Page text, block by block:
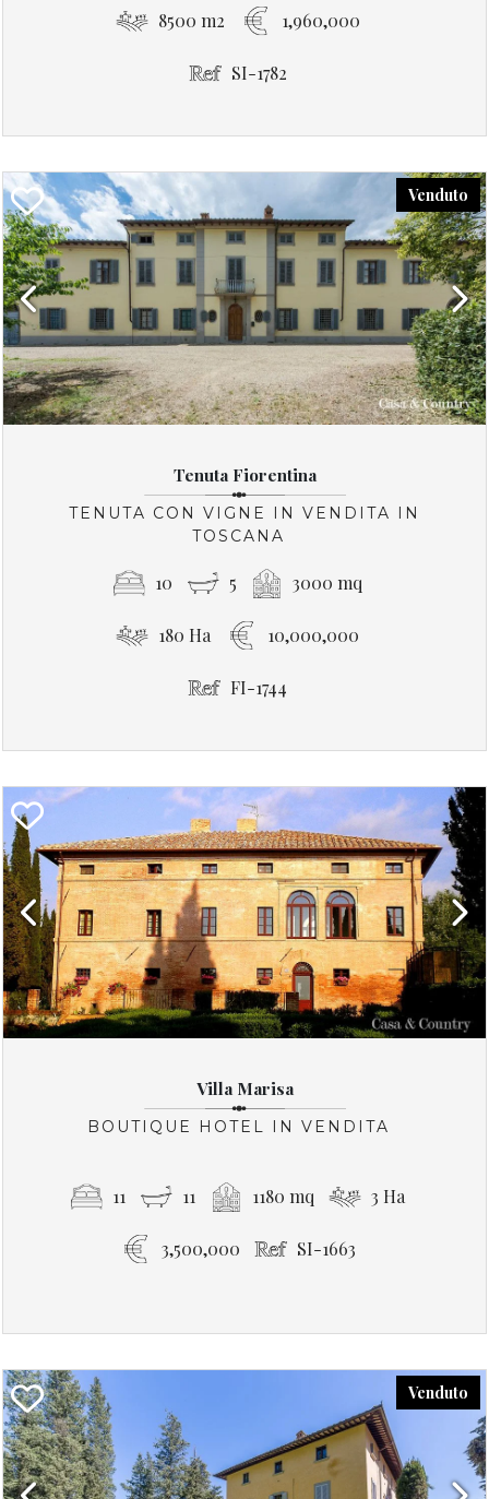
8500 m2 1,960,000
SI-1782
Venduto
Previous
Tenuta Fiorentina
TENUTA CON VIGNE IN VENDITA IN
TOSCANA
10 5 3000 mq
180 Ha 10,000,000
FI-1744
Previous Next
Villa Marisa
BOUTIQUE HOTEL IN VENDITA
11 11 1180 mq 3 Ha
3,500,000 SI-1663
Venduto
Previous Next